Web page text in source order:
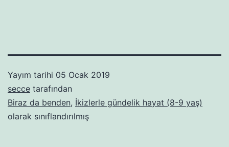
Yayım tarihi 05 Ocak 2019
secce tarafından
Biraz da benden, İkizlerle gündelik hayat (8-9 yaş)
olarak sınıflandırılmış